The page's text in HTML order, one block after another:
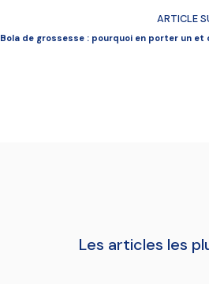
ARTICLE
Bola de grossesse : pourquoi en porter un et
Les articles les